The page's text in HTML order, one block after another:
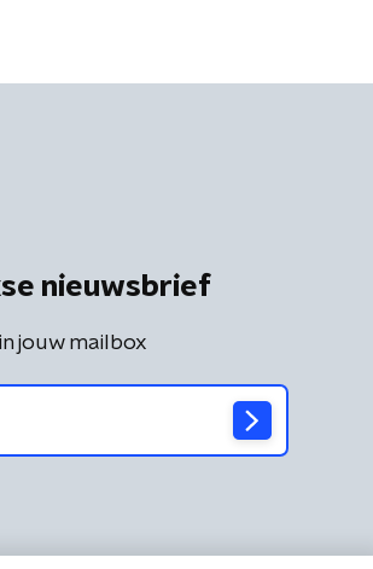
nieuwsbrief
jouw mailbox